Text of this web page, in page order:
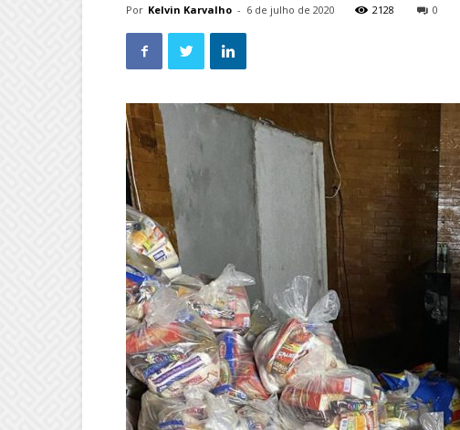
Por Kelvin Karvalho - 6 de julho de 2020 2128 0